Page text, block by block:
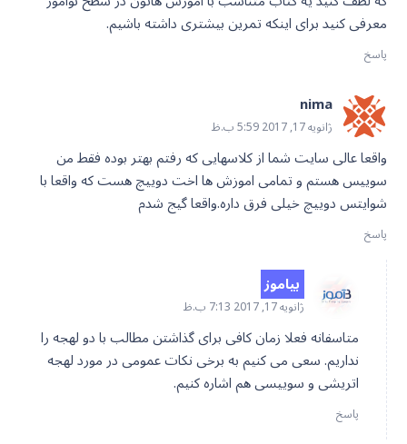
معرفی کنید برای اینکه تمرین بیشتری داشته باشیم.
پاسخ
nima
ژانویه 17, 2017 5:59 ب.ظ
واقعا عالی سایت شما از کلاسهایی که رفتم بهتر بوده فقط من
سوییس هستم و تمامی اموزش ها اخت دوییچ هست که واقعا با
شوایتس دوییچ خیلی فرق داره.واقعا گیج شدم
پاسخ
بیاموز
ژانویه 17, 2017 7:13 ب.ظ
متاسفانه فعلا زمان کافی برای گذاشتن مطالب با دو لهجه را
نداریم. سعی می کنیم به برخی نکات عمومی در مورد لهجه
اتریشی و سوییسی هم اشاره کنیم.
پاسخ